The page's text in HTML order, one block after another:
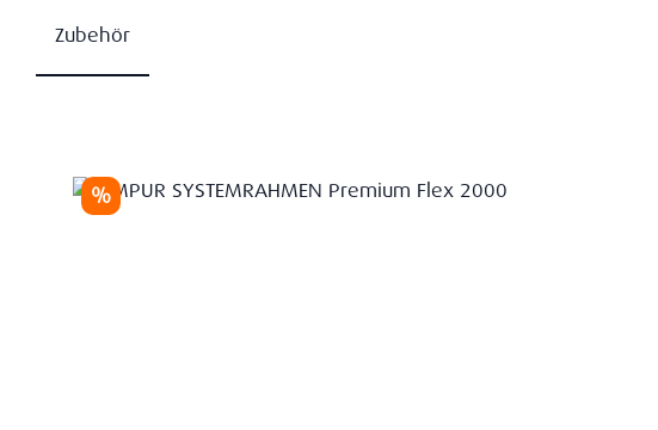
Zubehör
Rabatt
%